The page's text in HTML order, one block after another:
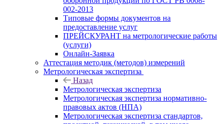
002-2013
Типовые формы документов на
предоставление услуг
ПРЕЙСКУРАНТ на метрологические работы
(услуги)
Онлайн-Заявка
Аттестация методик (методов) измерений
Метрологическая экспертиза
Назад
Метрологическая экспертиза
Метрологическая экспертиза нормативно-
правовых актов (НПА)
Метрологическая экспертиза стандартов,